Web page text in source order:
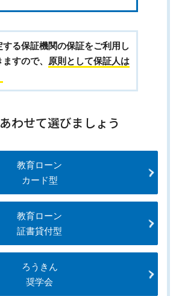
する保証機関の保証をご利用し
すので、
原則として保証人は
わせて選びましょう
教育ローン
カード型
教育ローン
証書貸付型
ろうきん
奨学会